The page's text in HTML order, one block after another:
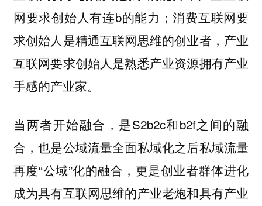
网要求创始人有连b的能力；消费互联网要
求创始人是精通互联网思维的创业者，产业
互联网要求创始人是熟悉产业资源拥有产业
手感的产业家。
当两者开始融合，是S2b2c和b2f之间的融
合，也是公域流量全面私域化之后私域流量
再度“公域”化的融合，更是创业者群体进化
成为具有互联网思维的产业老炮和具有产业